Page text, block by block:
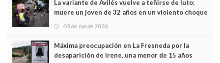
La variante de Avilés vuelve a teñirse de luto:
muere un joven de 32 años en un violento choque
frontal
05 de Jun de 2026
Máxima preocupación en La Fresneda por la
desaparición de Irene, una menor de 15 años